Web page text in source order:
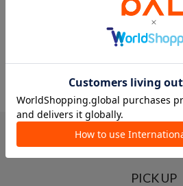
全体ランキングを見
PICK UP